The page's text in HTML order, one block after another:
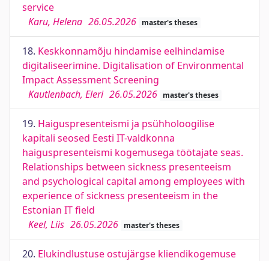
service
Karu, Helena 26.05.2026 master's theses
18. Keskkonnamõju hindamise eelhindamise
digitaliseerimine. Digitalisation of Environmental
Impact Assessment Screening
Kautlenbach, Eleri 26.05.2026 master's theses
19. Haiguspresenteismi ja psühholoogilise
kapitali seosed Eesti IT-valdkonna
haiguspresenteismi kogemusega töötajate seas.
Relationships between sickness presenteeism
and psychological capital among employees with
experience of sickness presenteeism in the
Estonian IT field
Keel, Liis 26.05.2026 master's theses
20. Elukindlustuse ostujärgse kliendikogemuse